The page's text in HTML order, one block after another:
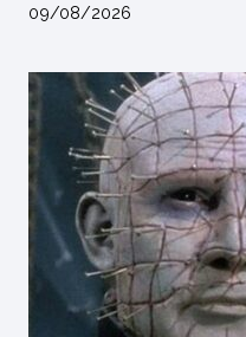
09/08/2026